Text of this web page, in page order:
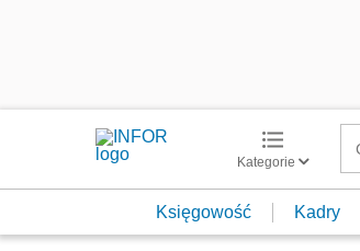
Kategorie
Księgowość Kadry